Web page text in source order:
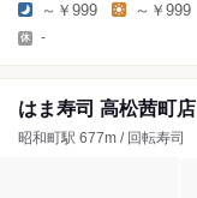
～￥999 ～￥999
-
はま寿司 高松茜町店
昭和町駅 677m / 回転寿司